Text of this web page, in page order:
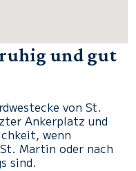
ruhig und gut
von St.
Ankerplatz und
wenn
Martin oder nach
sind.